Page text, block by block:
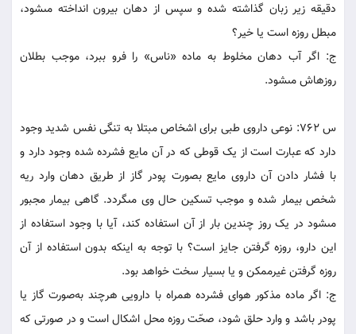
دقيقه زير زبان گذاشته شده و سپس از دهان بيرون انداخته مى‏شود،
مبطل روزه است يا خير؟
ج: اگر آب دهان مخلوط به ماده «ناس» را فرو ببرد، موجب بطلان
روزه‏اش مى‏شود.
س 762: نوعى داروى طبى براى اشخاص مبتلا به تنگى نفس شديد وجود
دارد که عبارت است از يک قوطى که در آن مايع فشرده شده وجود دارد و
با فشار دادن آن داروى مايع بصورت پودر گاز از طريق دهان وارد ريه
شخص بيمار شده و موجب تسکين حال وى مى‏گردد. گاهى بيمار مجبور
مى‏شود در يک روز چندين بار از آن استفاده کند، آيا با وجود استفاده از
اين دارو، روزه گرفتن جايز است؟ با توجه به اينکه بدون استفاده از آن
روزه گرفتن غيرممکن و يا بسيار سخت خواهد بود.
ج: اگر ماده مذکور هواى فشرده همراه با دارويى هرچند به‌صورت گاز يا
پودر باشد و وارد حلق شود، صحّت‏ روزه محل اشکال است و در صورتى که